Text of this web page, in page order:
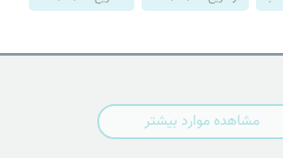
مشاهده موارد بیشتر